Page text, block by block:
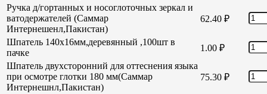
Ручка д/гортанных и носоглоточных зеркал и
ватодержателей (Саммар
Интернешенл,Пакистан)
62.40 ₽
Шпатель 140х16мм,деревянный ,100шт в
пачке
1.00 ₽
Шпатель двухсторонний для оттеснения языка
при осмотре глотки 180 мм(Саммар
Интернешнл,Пакистан)
75.30 ₽